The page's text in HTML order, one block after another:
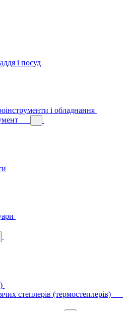
і посуд
і обладнання
степлерів (термостеплерів)